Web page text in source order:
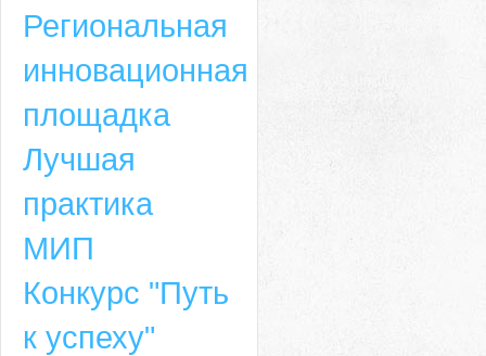
Региональная
инновационная
площадка
Лучшая
практика
МИП
Конкурс "Путь
к успеху"